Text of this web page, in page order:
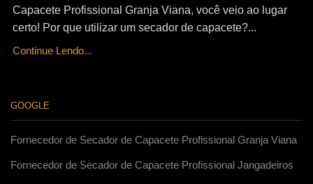
Capacete Profissional Granja Viana, você veio ao lugar
certo! Por que utilizar um secador de capacete?...
Continue Lendo...
GOOGLE
Fornecedor de Secador de Capacete Profissional Granja Viana
Fornecedor de Secador de Capacete Profissional Jangadeiros